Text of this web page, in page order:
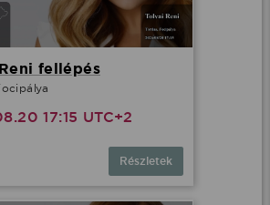
fellépés
17:15 UTC+2
Részletek